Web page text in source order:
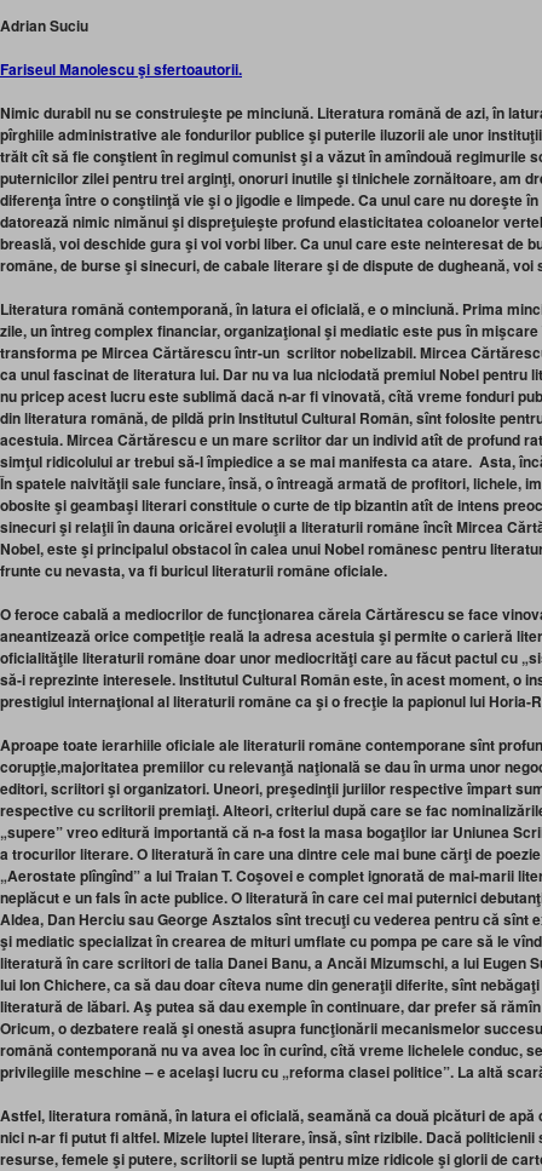
Adrian Suciu
Fariseul Manolescu şi sfertoautorii.
Nimic durabil nu se construieşte pe minciună. Literatura română de azi, în
pîrghiile administrative ale fondurilor publice şi puterile iluzorii ale unor
trăit cît să fie conştient în regimul comunist şi a văzut în amîndouă regimurile
puternicilor zilei pentru trei arginţi, onoruri inutile şi tinichele zornăitoare, am
diferenţa între o conştiinţă vie şi o jigodie e limpede. Ca unul care nu doreşte
datorează nimic nimănui şi dispreţuieşte profund elasticitatea coloanelor
breaslă, voi deschide gura şi voi vorbi liber. Ca unul care este neinteresat de
române, de burse şi sinecuri, de cabale literare şi de dispute de dugheană, voi
Literatura română contemporană, în latura ei oficială, e o minciună. Prima
zile, un întreg complex financiar, organizaţional şi mediatic este pus în
transforma pe Mircea Cărtărescu într-un scriitor nobelizabil. Mircea
ca unul fascinat de literatura lui. Dar nu va lua niciodată premiul Nobel pentru
nu pricep acest lucru este sublimă dacă n-ar fi vinovată, cîtă vreme fonduri
din literatura română, de pildă prin Institutul Cultural Român, sînt folosite
acestuia. Mircea Cărtărescu e un mare scriitor dar un individ atît de profund
simţul ridicolului ar trebui să-l împiedice a se mai manifesta ca atare. Asta,
În spatele naivităţii sale funciare, însă, o întreagă armată de profitori, lichele,
obosite şi geambaşi literari constituie o curte de tip bizantin atît de intens
sinecuri şi relaţii în dauna oricărei evoluţii a literaturii române încît Mircea
Nobel, este şi principalul obstacol în calea unui Nobel românesc pentru
frunte cu nevasta, va fi buricul literaturii române oficiale.
O feroce cabală a mediocrilor de funcţionarea căreia Cărtărescu se face
aneantizează orice competiţie reală la adresa acestuia şi permite o carieră
oficialităţile literaturii române doar unor mediocrităţi care au făcut pactul cu
să-i reprezinte interesele. Institutul Cultural Român este, în acest moment, o
prestigiul internaţional al literaturii române ca şi o frecţie la papionul lui Horia-
Aproape toate ierarhiile oficiale ale literaturii române contemporane sînt
corupţie,majoritatea premiilor cu relevanţă naţională se dau în urma unor
editori, scriitori şi organizatori. Uneori, preşedinţii juriilor respective împart
respective cu scriitorii premiaţi. Alteori, criteriul după care se fac
„supere” vreo editură importantă că n-a fost la masa bogaţilor iar Uniunea
a trocurilor literare. O literatură în care una dintre cele mai bune cărţi de
„Aerostate plîngînd” a lui Traian T. Coşovei e complet ignorată de mai-marii
neplăcut e un fals în acte publice. O literatură în care cei mai puternici
Aldea, Dan Herciu sau George Asztalos sînt trecuţi cu vederea pentru că sînt
şi mediatic specializat în crearea de mituri umflate cu pompa pe care să le
literatură în care scriitori de talia Danei Banu, a Ancăi Mizumschi, a lui Eugen
lui Ion Chichere, ca să dau doar cîteva nume din generaţii diferite, sînt
literatură de lăbari. Aş putea să dau exemple în continuare, dar prefer să
Oricum, o dezbatere reală şi onestă asupra funcţionării mecanismelor
română contemporană nu va avea loc în curînd, cîtă vreme lichelele conduc,
privilegiile meschine – e acelaşi lucru cu „reforma clasei politice”. La altă
Astfel, literatura română, în latura ei oficială, seamănă ca două picături de
nici n-ar fi putut fi altfel. Mizele luptei literare, însă, sînt rizibile. Dacă
resurse, femele şi putere, scriitorii se luptă pentru mize ridicole şi glorii de